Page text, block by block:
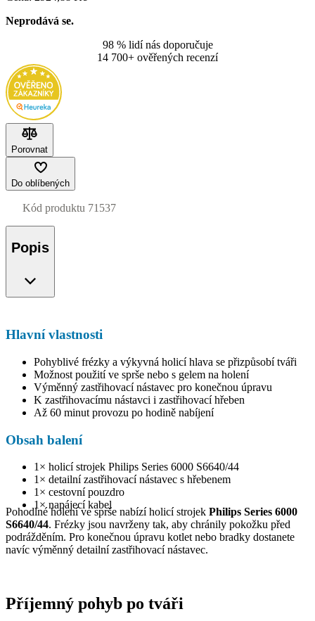
Neprodává se.
98 % lidí nás doporučuje
14 700+ ověřených recenzí
Porovnat
Do oblíbených
Kód produktu 71537
Popis
Hlavní vlastnosti
Pohyblivé frézky a výkyvná holicí hlava se přizpůsobí tváři
Možnost použití ve sprše nebo s gelem na holení
Výměnný zastřihovací nástavec pro konečnou úpravu
K zastřihovacímu nástavci i zastřihovací hřeben
Až 60 minut provozu po hodině nabíjení
Obsah balení
1× holicí strojek Philips Series 6000 S6640/44
1× detailní zastřihovací nástavec s hřebenem
1× cestovní pouzdro
1× napájecí kabel
Pohodlné holení ve sprše nabízí holicí strojek Philips Series 6000
S6640/44. Frézky jsou navrženy tak, aby chránily pokožku před
podrážděním. Pro konečnou úpravu kotlet nebo bradky dostanete
navíc výměnný detailní zastřihovací nástavec.
Příjemný pohyb po tváři